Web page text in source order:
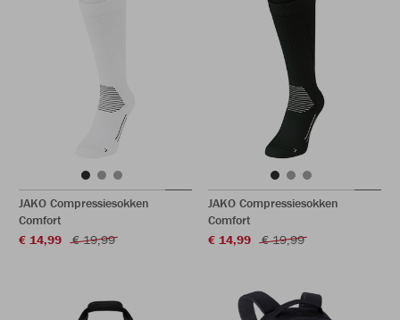
JAKO Compressiesokken
Comfort
€ 14,99
€ 19,99
JAKO Compressiesokken
Comfort
€ 14,99
€ 19,99